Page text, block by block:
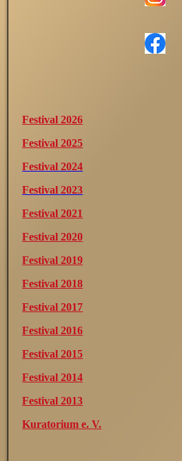
Festival 2026
Festival 2025
Festival 2024
Festival 2023
Festival 2021
Festival 2020
Festival 2019
Festival 2018
Festival 2017
Festival 2016
Festival 2015
Festival 2014
Festival 2013
Kuratorium e. V.